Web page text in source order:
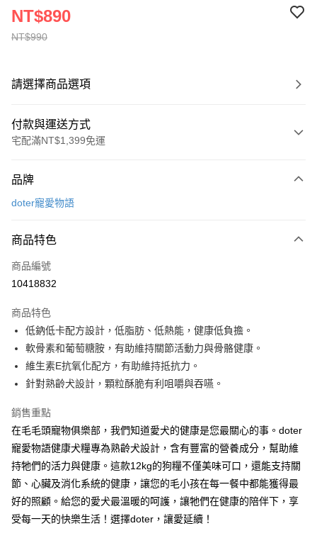
NT$990
NT$890
請選擇商品選項
付款與運送方式
宅配滿NT$1,399免運
信用卡一次付款
3 期 0 利率 每期
合作金庫商業銀行
上海商業儲蓄銀行
臺灣中小企業銀行
匯豐（台灣）商業銀行
華泰商業銀行
聯邦商業銀行
遠東國際商業銀行
元大商業銀行
永豐商業銀行
玉山商業銀行
星展（台灣）商業銀行
台灣樂天信用卡公司
合作金庫商業銀行
上海商業儲蓄銀行
國泰世華商業銀行
兆豐國際商業銀行
匯豐（台灣）商業銀行
華泰商業銀行
聯邦商業銀行
遠東國際商業銀行
元大商業銀行
永豐商業銀行
台新國際商業銀行
台灣樂天信用卡公司
12 期 0 利率 每期
華南商業銀行
上海商業儲蓄銀行
台北富邦商業銀行
國泰世華商業銀行
兆豐國際商業銀行
臺灣中小企業銀行
台中商業銀行
聯邦商業銀行
遠東國際商業銀行
玉山商業銀行
台新國際商業銀行
中國信託商業銀行
台灣樂天信用卡公司
Apple Pay
悠遊付
全盈+PAY
大哥付你分期
相關說明
【大哥付你分期使用說明】
1.本服務由台灣大哥大提供，台灣大哥大用戶可立即使用無須另外申請。
2.付款方式選擇「大哥付你分期」，訂單成立後會自動跳轉到大哥付的交易
流程，驗證手機門號後，選擇欲分期的期數、繳款截止日，確認付款後即完
成交易。
AFTEE先享後付
相關說明
【關於「AFTEE先享後付」】
AFTEE先享後付是「在收到商品之後才付款」的支付方式。 讓您購物簡單
ATM付款
品牌
doter寵愛物語
商品特色
商品編號
10418832
商品特色
低鈉低卡配方設計，低脂肪、低熱能，健康低負擔。
軟骨素和葡萄糖胺，有助維持關節活動力與骨骼健康。
維生素E抗氧化配方，有助維持抵抗力。
針對熟齡犬設計，顆粒酥脆有利咀嚼與吞嚥。
銷售重點
在毛毛頭寵物俱樂部，我們知道愛犬的健康是您最關心的事。doter
寵愛物語健康犬糧專為熟齡犬設計，含有豐富的營養成分，幫助維
持牠們的活力與健康。這款12kg的狗糧不僅美味可口，還能支持關
節、心臟及消化系統的健康，讓您的毛小孩在每一餐中都能獲得最
好的照顧。給您的愛犬最溫暖的呵護，讓牠們在健康的陪伴下，享
受每一天的快樂生活！選擇doter，讓愛延續！